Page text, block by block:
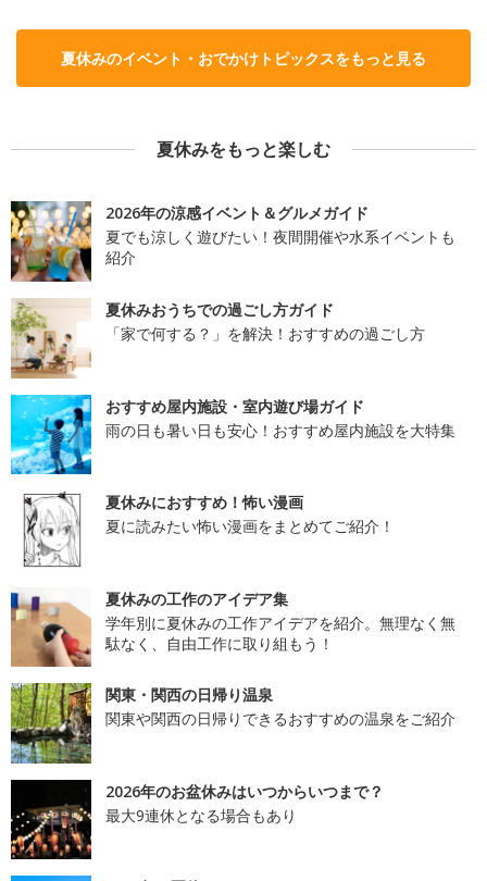
夏休みのイベント・おでかけトピックスをもっと見る
夏休みをもっと楽しむ
2026年の涼感イベント＆グルメガイド
夏でも涼しく遊びたい！夜間開催や水系イベントも
紹介
夏休みおうちでの過ごし方ガイド
「家で何する？」を解決！おすすめの過ごし方
おすすめ屋内施設・室内遊び場ガイド
雨の日も暑い日も安心！おすすめ屋内施設を大特集
夏休みにおすすめ！怖い漫画
夏に読みたい怖い漫画をまとめてご紹介！
夏休みの工作のアイデア集
学年別に夏休みの工作アイデアを紹介。無理なく無
駄なく、自由工作に取り組もう！
関東・関西の日帰り温泉
関東や関西の日帰りできるおすすめの温泉をご紹介
2026年のお盆休みはいつからいつまで？
最大9連休となる場合もあり